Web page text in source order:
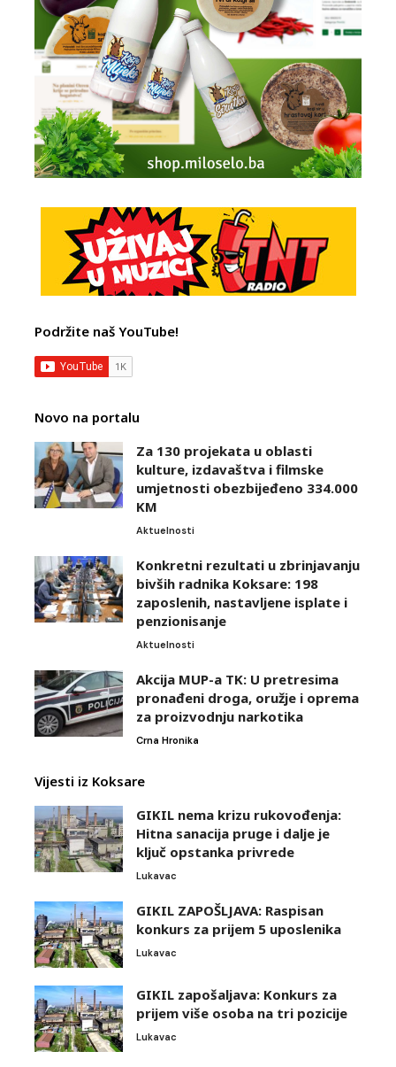
Podržite naš YouTube!
Novo na portalu
Za 130 projekata u oblasti
kulture, izdavaštva i filmske
umjetnosti obezbijeđeno 334.000
KM
Aktuelnosti
Konkretni rezultati u zbrinjavanju
bivših radnika Koksare: 198
zaposlenih, nastavljene isplate i
penzionisanje
Aktuelnosti
Akcija MUP-a TK: U pretresima
pronađeni droga, oružje i oprema
za proizvodnju narkotika
Crna Hronika
Vijesti iz Koksare
GIKIL nema krizu rukovođenja:
Hitna sanacija pruge i dalje je
ključ opstanka privrede
Lukavac
GIKIL ZAPOŠLJAVA: Raspisan
konkurs za prijem 5 uposlenika
Lukavac
GIKIL zapošaljava: Konkurs za
prijem više osoba na tri pozicije
Lukavac